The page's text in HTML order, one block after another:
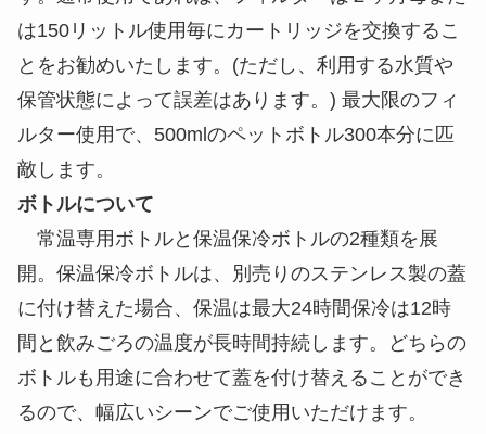
は150リットル使用毎にカートリッジを交換するこ
とをお勧めいたします。(ただし、利用する水質や
保管状態によって誤差はあります。) 最大限のフィ
ルター使用で、500mlのペットボトル300本分に匹
敵します。
ボトルについて
常温専用ボトルと保温保冷ボトルの2種類を展
開。保温保冷ボトルは、別売りのステンレス製の蓋
に付け替えた場合、保温は最大24時間保冷は12時
間と飲みごろの温度が長時間持続します。どちらの
ボトルも用途に合わせて蓋を付け替えることができ
るので、幅広いシーンでご使用いただけます。